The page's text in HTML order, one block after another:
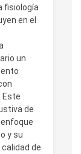
fisiología
en el
un
Este
de
y su
de